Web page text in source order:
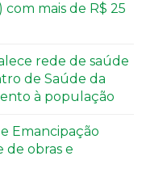
mais de R$ 25
rede de saúde
de Saúde da
à população
Emancipação
de obras e